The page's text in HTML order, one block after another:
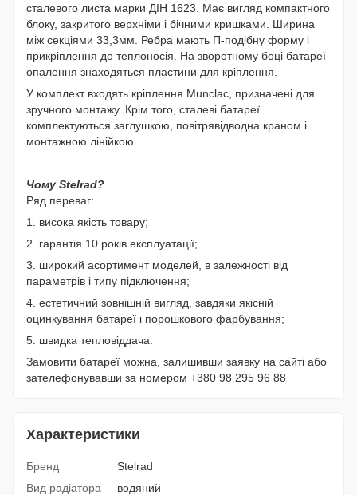
сталевого листа марки ДІН 1623. Має вигляд компактного
блоку, закритого верхніми і бічними кришками. Ширина
між секціями 33,3мм. Ребра мають П-подібну форму і
прикріплення до теплоносія. На зворотному боці батареї
опалення знаходяться пластини для кріплення.
У комплект входять кріплення Munclac, призначені для
зручного монтажу. Крім того, сталеві батареї
комплектуються заглушкою, повітрявідводна краном і
монтажною лінійкою.
Чому Stelrad?
Ряд переваг:
1. висока якість товару;
2. гарантія 10 років експлуатації;
3. широкий асортимент моделей, в залежності від
параметрів і типу підключення;
4. естетичний зовнішній вигляд, завдяки якісній
оцинкування батареї і порошкового фарбування;
5. швидка тепловіддача.
Замовити батареї можна, залишивши заявку на сайті або
зателефонувавши за номером +380 98 295 96 88
Характеристики
Бренд
Stelrad
Вид радіатора
водяний